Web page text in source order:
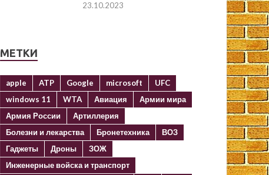
23.10.2023
МЕТКИ
apple ATP Google microsoft
UFC
windows 11
WTA Авиация
Армии мира
Армия России
Артиллерия
Болезни и лекарства
Бронетехника
ВОЗ
Гаджеты
Дроны
ЗОЖ
Инженерные войска и транспорт